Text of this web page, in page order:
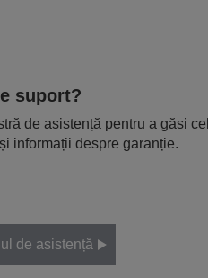
suport?
de asistență pentru a găsi
informații despre garanție.
de asistență